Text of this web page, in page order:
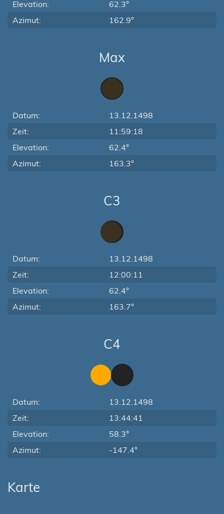
Elevation:
62.3°
Azimut:
162.9°
Max
Datum:
13.12.1498
Zeit:
11:59:18
Elevation:
62.4°
Azimut:
163.3°
C3
Datum:
13.12.1498
Zeit:
12:00:11
Elevation:
62.4°
Azimut:
163.7°
C4
Datum:
13.12.1498
Zeit:
13:44:41
Elevation:
58.3°
Azimut:
-147.4°
Karte